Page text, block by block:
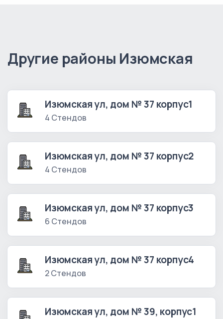
Другие районы Изюмская
Изюмская ул, дом № 37 корпус1
4 Стендов
Изюмская ул, дом № 37 корпус2
4 Стендов
Изюмская ул, дом № 37 корпус3
6 Стендов
Изюмская ул, дом № 37 корпус4
2 Стендов
Изюмская ул, дом № 39, корпус1